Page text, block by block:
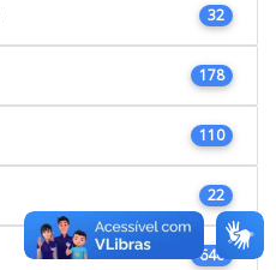
32
178
110
22
646